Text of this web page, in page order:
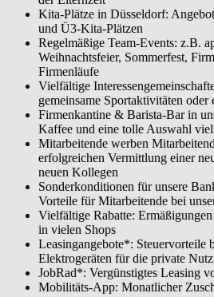
Kita-Plätze in Düsseldorf:
und Ü3-Kita-Plätzen
Regelmäßige Team-Events: z.B.
Weihnachtsfeier, Sommerfest,
Firmenläufe
Vielfältige
gemeinsame Sportaktivitäten oder
Firmenkantine & Barista-Bar in
Kaffee und eine tolle Auswahl
Mitarbeitende werben
erfolgreichen Vermittlung einer
neuen Kollegen
Sonderkonditionen für unsere
Vorteile für Mitarbeitende bei
Vielfältige Rabatte:
in vielen Shops
Leasingangebote*: Steuervorteile
Elektrogeräten für die private
JobRad*: Vergünstigtes Leasing
Mobilitäts-App: Monatlicher